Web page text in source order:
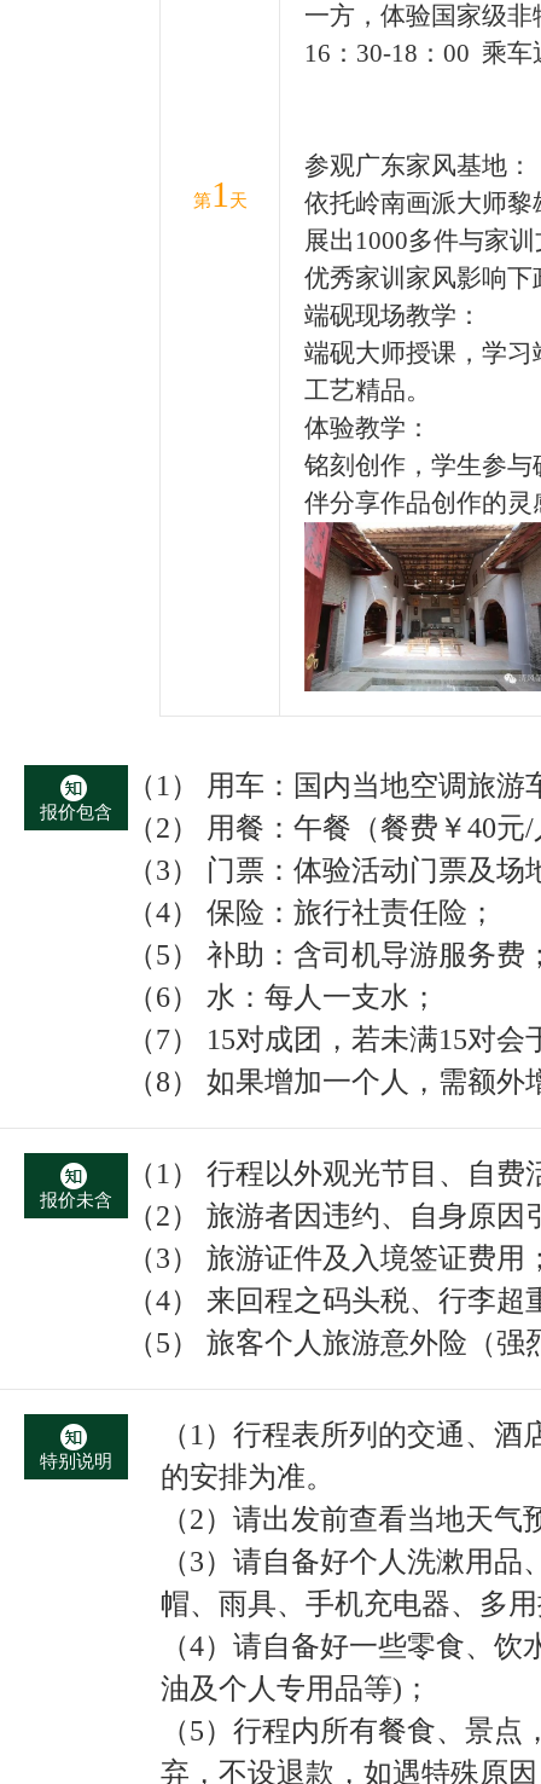
第1 天
一方，体验国家级
16：30-18：00 乘车
参观广东家风基地：
依托岭南画派大师
展出1000多件与家
优秀家训家风影响
端砚现场教学：
端砚大师授课，学
工艺精品。
体验教学：
铭刻创作，学生参
伴分享作品创作的
报价包含
（1） 用车：国内当地空调旅游
（2）
用餐：午餐（餐费￥40元
（3） 门票：体验活动门票及场
（4） 保险：旅行社责任险；
（5） 补助：含司机导游服务费
（6） 水：每人一支水；
（7） 15对成团，若未满15对
（8） 如果增加一个人，需额外
报价未含
（1） 行程以外观光节目、自
（2） 旅游者因违约、自身原因
（3） 旅游证件及入境签证费用
（4） 来回程之码头税、行李
（5） 旅客个人旅游意外险（
特别说明
（1）行程表所列的交通、
的安排为准。
（2）请出发前查看当地天气
（3）请自备好个人洗漱用
帽、雨具、手机充电器、多
（4）请自备好一些零食、
油及个人专用品等)；
（5）行程内所有餐食、景
弃，不设退款，如遇特殊原